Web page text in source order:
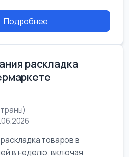
Подробнее
раскладка
товаров в
в неделю, включая